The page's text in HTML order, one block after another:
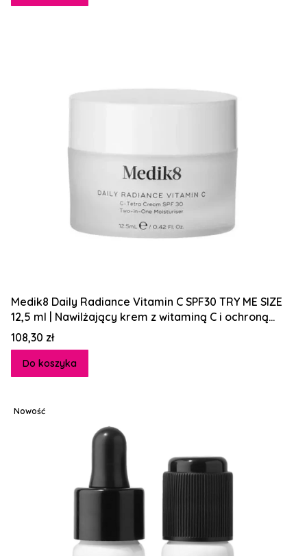
Medik8 Daily Radiance Vitamin C SPF30 TRY ME SIZE
12,5 ml | Nawilżający krem z witaminą C i ochroną
przeciwsłoneczną SPF 30
Cena
108,30 zł
Do koszyka
Nowość